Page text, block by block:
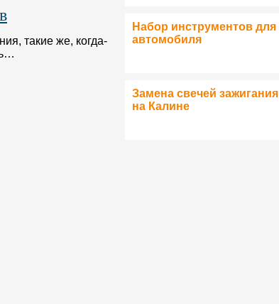
такие же, когда-
Набор инструментов для
автомобиля
Замена свечей зажигания
на Калине